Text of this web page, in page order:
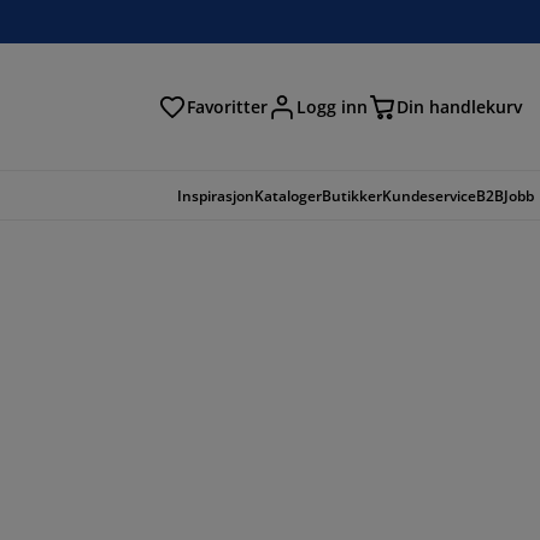
Favoritter Logg inn Din handlekurv
InspirasjonKatalogerButikkerKundeserviceB2BJobb